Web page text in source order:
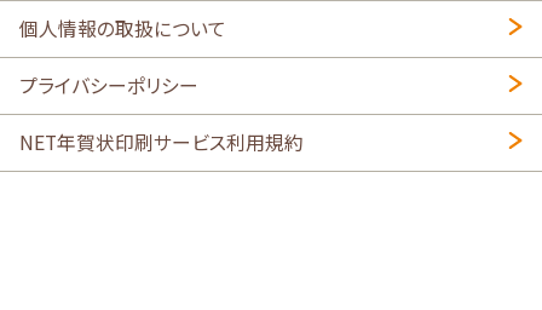
個人情報の取扱について
プライバシーポリシー
NET年賀状印刷サービス利用規約